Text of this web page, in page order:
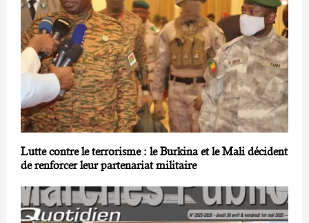
Lutte contre le terrorisme : le Burkina et le Mali décident
de renforcer leur partenariat militaire